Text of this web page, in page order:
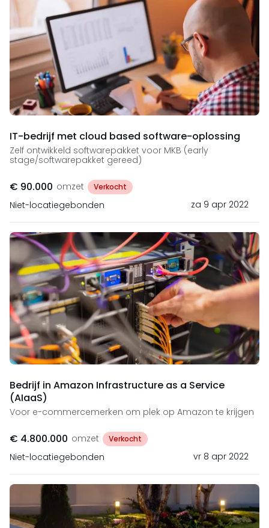
IT-bedrijf met cloud based software-oplossing
Zelf ontwikkeld softwarepakket voor MKB (early
stage/softwarepakket gereed)
€ 90.000 omzet Verkocht
Niet-locatiegebonden za 9 apr 2022
Bedrijf in Amazon Infrastructure as a Service
(AIaaS)
Voor e-commercemerken om plek op Amazon te krijgen
€ 4.800.000 omzet Verkocht
Niet-locatiegebonden vr 8 apr 2022